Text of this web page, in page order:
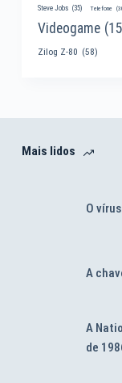
Steve Jobs (35) Telefone
Videogame
Zilog Z-80 (58)
Mais lidos
O
A
A
de